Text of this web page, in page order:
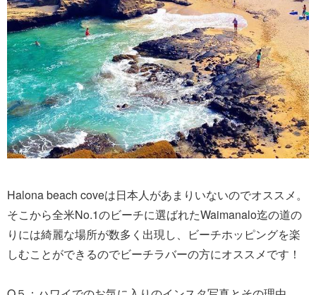
Halona beach coveは日本人があまりいないのでオススメ。
そこから全米No.1のビーチに選ばれたWaimanalo迄の道の
りには綺麗な場所が数多く出現し、ビーチホッピングを楽
しむことができるのでビーチラバーの方にオススメです！